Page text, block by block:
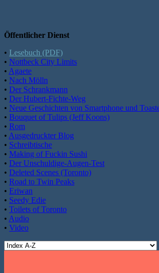
Öffentlicher Dienst
• Lesebuch (PDF)
• Nottbeck City Limits
• Agaete
• Nach Mölln
• Der Schrankmann
• Der Hubert-Fichte-Weg
• Neue Geschichten von Smartphone und
• Bouquet of Tulips (Jeff Koons)
• Rom
• Ausgedruckter Blog
• Schreibtische
• Making of Fuckin Sushi
• Der Unschuldige-Augen-Test
• Deleted Scenes (Toronto)
• Road to Twin Peaks
• Eriwan
• Seedy Edie
• Toilets of Toronto
• Audio
• Video